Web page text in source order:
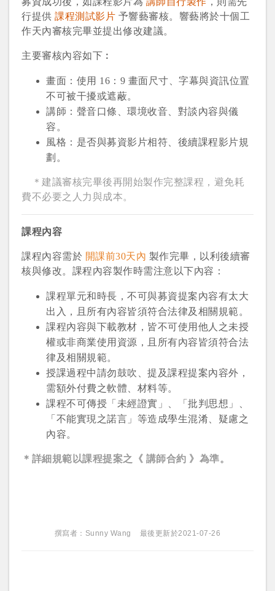
或
忘記密碼
或
註冊
您將收到一封Email，請依照信件中的指示重新登
入。
重設密碼
點擊下方「確定」將前一位使用者強制登出。
取消
行提供 課程測試影片 予響藝審核。響藝將於十個工
作天內審核完畢並提出修改建議。
主要審核內容如下︰
畫面：使用 16：9 畫面尺寸、字幕與資訊位置
不可被干擾或遮蔽。
講師：聲音口條、環境收音、對談內容與儀
容。
風格：是否與募資影片相符、後續課程影片規
劃。
＊建議審核完畢後再開始製作完整課程，避免耗
費不必要之人力與成本。
課程內容
課程內容需於 開課前30天內 製作完畢，以利後續審
核與修改。課程內容製作時需注意以下內容：
課程單元和時長，不可與募資提案內容有太大
出入，且所有內容皆須符合法律及相關規範。
課程內容與下載教材，皆不可使用他人之未授
權或非商業使用資源，且所有內容皆須符合法
律及相關規範。
授課過程中請勿鼓吹、提及課程提案內容外，
需額外付費之軟體、材料等。
課程不可傳授「未經證實」、「批判思想」、
「不能實現之諾言」等造成學生混淆、疑慮之
內容。
＊詳細規範以課程提案之《 講師合約 》為準。
撰寫者：Sunny Wang 最後更新於2021-07-26